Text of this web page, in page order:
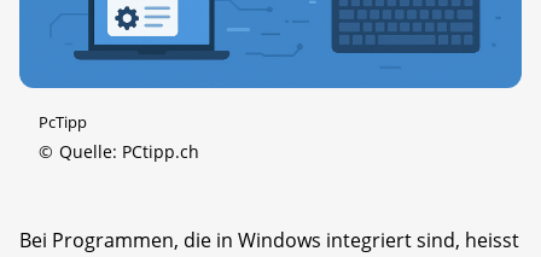
PcTipp
© Quelle: PCtipp.ch
Bei Programmen, die in Windows integriert sind, heisst